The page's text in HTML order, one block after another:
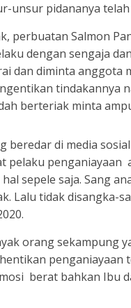
unsur pidananya
perbuatan Salmon
dengan sengaja
dan diminta
tindakannya
berteriak minta
beredar di media
pelaku
sepele saja. Sang
Lalu tidak
orang sekampung
penganiayaan
berat bahkan Ibu